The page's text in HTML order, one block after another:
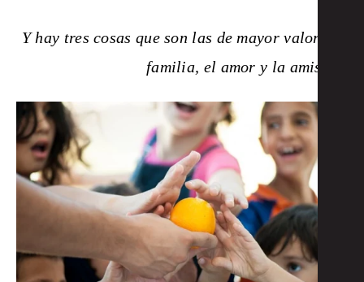
Y hay tres cosas que son las de mayor valor: La
familia, el amor y la amistad.